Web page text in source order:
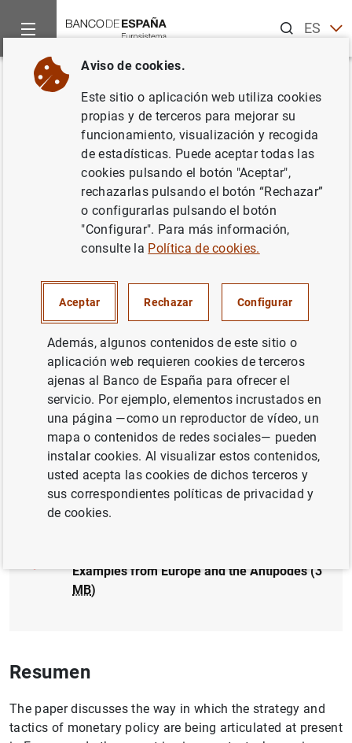
ESEN
Inicio Publicaciones
Volver
Strategy and tactics of
monetary policy: Examples from
Europe and the Antipodes
TIPOS DE CAMBIO
POLÍTICA MONETARIA UNIÓN EUROPEA
GOBERNANZA
Documento completo
Examples from Europe and the Antipodes (3
MB)
Resumen
The paper discusses the way in which the strategy and
tactics of monetary policy are being articulated at present
Aviso de cookies.
Este sitio o aplicación web utiliza cookies
propias y de terceros para mejorar su
funcionamiento, visualización y recogida
de estadísticas. Puede aceptar todas las
cookies pulsando el botón "Aceptar",
rechazarlas pulsando el botón “Rechazar”
o configurarlas pulsando el botón
"Configurar". Para más información,
consulte la Política de cookies.
Aceptar Rechazar Configurar
Además, algunos contenidos de este sitio o
aplicación web requieren cookies de terceros
ajenas al Banco de España para ofrecer el
servicio. Por ejemplo, elementos incrustados en
una página —como un reproductor de vídeo, un
mapa o contenidos de redes sociales— pueden
instalar cookies. Al visualizar estos contenidos,
usted acepta las cookies de dichos terceros y
sus correspondientes políticas de privacidad y
de cookies.